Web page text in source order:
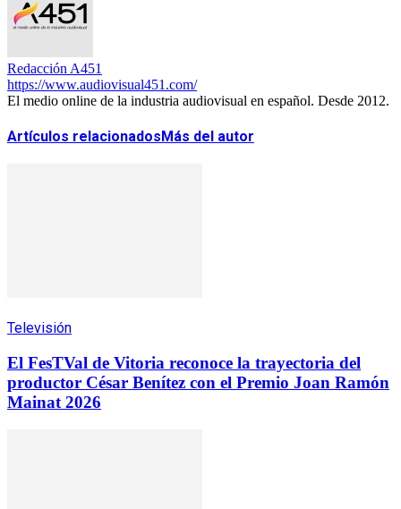
Redacción A451
https://www.audiovisual451.com/
El medio online de la industria audiovisual en español. Desde 2012.
Artículos relacionadosMás del autor
Televisión
El FesTVal de Vitoria reconoce la trayectoria del
productor César Benítez con el Premio Joan Ramón
Mainat 2026